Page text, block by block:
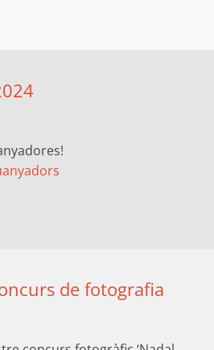
de fotografia